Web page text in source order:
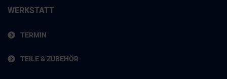
WERKSTATT
TERMIN
TEILE & ZUBEHÖR